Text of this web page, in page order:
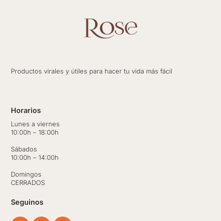
Productos virales y útiles para hacer tu vida más fácil
Horarios
Lunes a viernes
10:00h – 18:00h
Sábados
10:00h – 14:00h
Domingos
CERRADOS
Seguinos